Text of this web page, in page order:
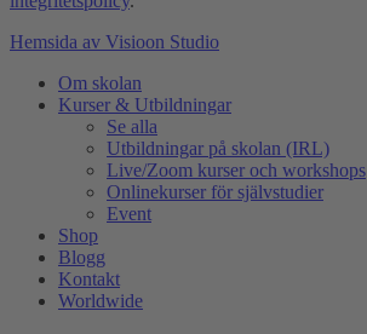
Hemsida av Visioon Studio
Om skolan
Kurser & Utbildningar
Se alla
Utbildningar på skolan (IRL)
Live/Zoom kurser och workshops
Onlinekurser för självstudier
Event
Shop
Blogg
Kontakt
Worldwide